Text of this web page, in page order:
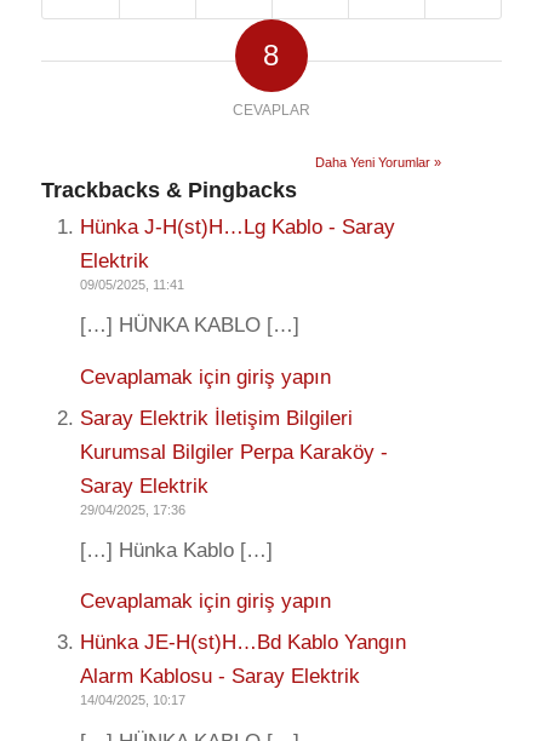
8
CEVAPLAR
Daha Yeni Yorumlar »
Trackbacks & Pingbacks
Hünka J-H(st)H…Lg Kablo - Saray
Elektrik
09/05/2025, 11:41
[…] HÜNKA KABLO […]
Cevaplamak için giriş yapın
Saray Elektrik İletişim Bilgileri
Kurumsal Bilgiler Perpa Karaköy -
Saray Elektrik
29/04/2025, 17:36
[…] Hünka Kablo […]
Cevaplamak için giriş yapın
Hünka JE-H(st)H…Bd Kablo Yangın
Alarm Kablosu - Saray Elektrik
14/04/2025, 10:17